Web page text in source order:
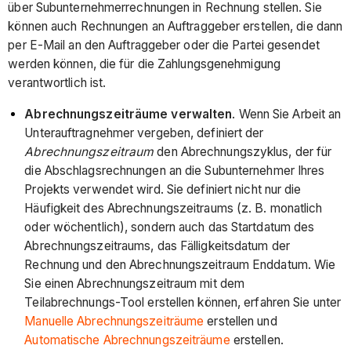
über Subunternehmerrechnungen in Rechnung stellen. Sie
können auch Rechnungen an Auftraggeber erstellen, die dann
per E-Mail an den Auftraggeber oder die Partei gesendet
werden können, die für die Zahlungsgenehmigung
verantwortlich ist.
Abrechnungszeiträume verwalten. Wenn Sie Arbeit an
Unterauftragnehmer vergeben, definiert der
Abrechnungszeitraum den Abrechnungszyklus, der für
die Abschlagsrechnungen an die Subunternehmer Ihres
Projekts verwendet wird. Sie definiert nicht nur die
Häufigkeit des Abrechnungszeitraums (z. B. monatlich
oder wöchentlich), sondern auch das Startdatum des
Abrechnungszeitraums, das Fälligkeitsdatum der
Rechnung und den Abrechnungszeitraum Enddatum. Wie
Sie einen Abrechnungszeitraum mit dem
Teilabrechnungs-Tool erstellen können, erfahren Sie unter
Manuelle Abrechnungszeiträume erstellen und
Automatische Abrechnungszeiträume erstellen.